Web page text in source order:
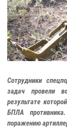
Сотрудники
задач провели
результате
БПЛА
поражению